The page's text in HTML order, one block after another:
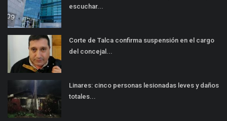
escuchar...
Corte de Talca confirma suspensión en el cargo
del concejal...
Linares: cinco personas lesionadas leves y daños
totales...